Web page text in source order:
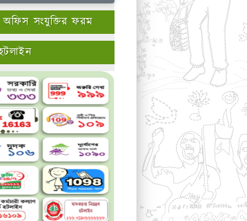
অফিস সংযুক্তির ফরম